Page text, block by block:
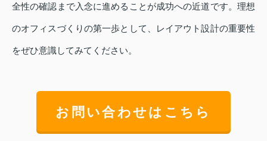
全性の確認まで入念に進めることが成功への近道です。理想
のオフィスづくりの第一歩として、レイアウト設計の重要性
をぜひ意識してみてください。
お問い合わせはこちら